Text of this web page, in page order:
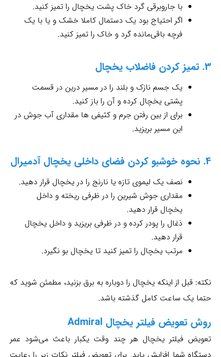
با جاروبرقی گرد خاک پشت یخچال را تمیز کنید.
اگر احتیاج بود یک دستمال کاملا خشک و یا با یک
فرچه باقی‌مانده گرد و خاک را تمیز کنید.
3. تمیز کردن فاضلاب یخچال
یک جسم نازک و بلند را در مسیر درین در قسمت
پشتی یخچال کرده و آن را باز کنید.
برای از بین رفتن جرم و کثیفی ها مقداری آب جوش در
این مسیر بریزید.
4. نحوه خوشبو کردن فضای داخلی یخچال آدمیرال
نصف یک لیموی تازه یا نارنج را در یخچال قرار دهید.
مقداری جوش شیرین را در ظرفی ریخته و داخل
یخچال قرار دهید.
ذغال را پودر کرده و در ظرفی بریزید و داخل یخچال
قرار دهید.
مرتب یخچال را تمیز کنید تا یخچال بو نگیرد.
نکته: قبل از اینکه یخچال را دوباره به برق بزنید، مطمئن شوید که
حتما یک ساعت کامل گذشته باشد.
روش تعویض فیلتر یخچال Admiral
تعویض فیلتر یخچال هر چند وقت یکبار باعث می‌شود عمر